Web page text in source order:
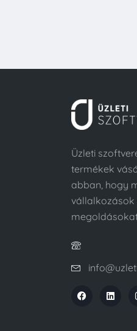
Üzleti
termékek
abban, hogy